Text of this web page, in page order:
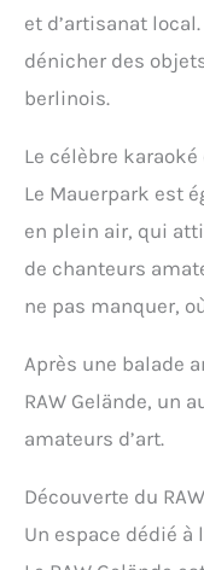
et d’artisanat
dénicher des
berlinois.
Le célèbre
Le Mauerpark est
en plein air, qui
de chanteurs
ne pas manquer,
Après une balade
RAW Gelände, un
amateurs d’art.
Découverte du
Un espace dédié à